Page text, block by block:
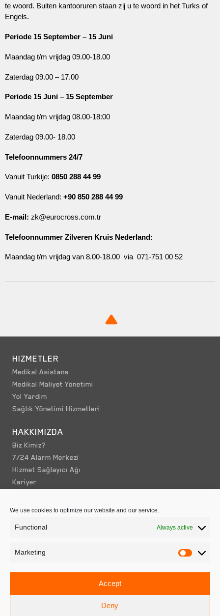
We use cookies to optimize our website and our service.
Functional Always active
Marketing
Accept
Deny
te woord. Buiten kantooruren staan zij u te woord in het Turks of
Engels.
Periode 15 September – 15 Juni
Maandag t/m vrijdag 09.00-18.00
Zaterdag 09.00 – 17.00
Periode 15 Juni – 15 September
Maandag t/m vrijdag 08.00-18:00
Zaterdag 09.00- 18.00
Telefoonnummers 24/7
Vanuit Turkije: 0850 288 44 99
Vanuit Nederland: +90 850 288 44 99
E-mail: zk@eurocross.com.tr
Telefoonnummer Zilveren Kruis Nederland:
Maandag t/m vrijdag van 8.00-18.00 via 071-751 00 52
HIZMETLER
Medikal Asistans
Medikal Maliyet Yönetimi
Yol Yardim
Sağlık Yönetimi Hizmetleri
HAKKIMIZDA
Biz Kimiz?
7/24 Alarm Merkezi
Hizmet Sağlayıcı Ağı
Kariyer
GERI BILDIRIMLER
ADRES
ACCEPTEER